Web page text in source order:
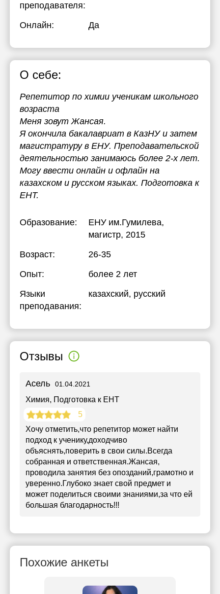
преподавателя:
Онлайн: Да
О себе:
Репетитор по химии ученикам школьного
возраста
Меня зовут Жансая.
Я окончила бакалавриат в КазНУ и затем
магистратуру в ЕНУ. Преподавательской
деятельностью занимаюсь более 2-х лет.
Могу ввести онлайн и офлайн на
казахском и русском языках. Подготовка к
ЕНТ.
Образование: ЕНУ им.Гумилева,
магистр, 2015
Возраст:
26-35
Опыт:
более 2 лет
Языки
преподавания:
казахский, русский
Отзывы
Асель 01.04.2021
Химия, Подготовка к ЕНТ
5
Хочу отметить,что репетитор может найти
подход к ученику,доходчиво
объяснять,поверить в свои силы.Всегда
собранная и ответственная.Жансая,
проводила занятия без опозданий,грамотно и
уверенно.Глубоко знает свой предмет и
может поделиться своими знаниями,за что ей
большая благодарность!!!
Похожие анкеты